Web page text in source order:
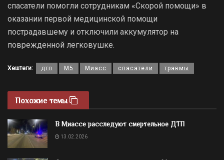
спасатели помогли сотрудникам «Скорой помощи» в
оказании первой медицинской помощи
пострадавшему и отключили аккумулятор на
поврежденной легковушке.
Хештеги: дтп М5 Миасс спасатели травмы
Похожие темы
В Миассе расследуют смертельное ДТП
13.02.2026